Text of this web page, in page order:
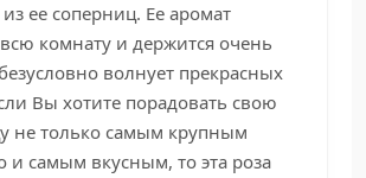
ее соперниц. Ее аромат
комнату и держится очень
волнует прекрасных
Вы хотите порадовать свою
не только самым крупным
и самым вкусным, то эта роза